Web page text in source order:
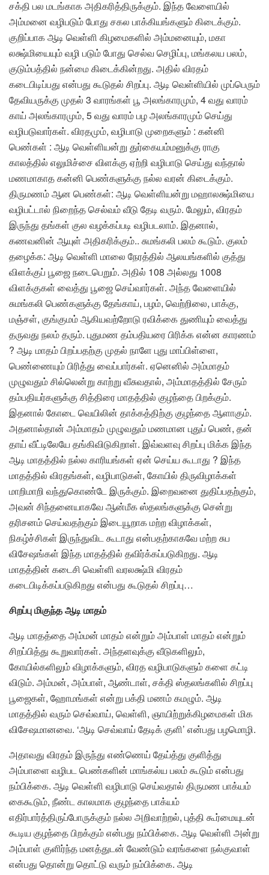
சக்தி பல மடங்காக அதிகரித்திருக்கும். இந்த வேளையில்
அம்மனை வழிபடும் போது சகல பாக்கியங்களும் கிடைக்கும்.
குறிப்பாக ஆடி வெள்ளி கிழமைகளில் அம்மனையும், மகா
லக்ஷ்மியையும் வழி படும் போது செல்வ செழிப்பு, மங்கலய பலம்,
குடும்பத்தில் நன்மை கிடைக்கின்றது. அதில் விரதம்
கடைபிடிப்பது என்பது கூடுதல் சிறப்பு. ஆடி வெள்ளியில் முப்பெரும்
தேவியருக்கு முதல் 3 வாரங்கள் பூ அலங்காரமும், 4 வது வாரம்
காய் அலங்காரமும், 5 வது வாரம் பழ அலங்காரமும் செய்து
வழிபடுவார்கள். விரதமும், வழிபாடு முறைகளும் : கன்னி
பெண்கள் : ஆடி வெள்ளியன்று துர்கையம்மனுக்கு ராகு
காலத்தில் எலுமிச்சை விளக்கு ஏற்றி வழிபாடு செய்து வந்தால்
மணமாகாத கன்னி பெண்களுக்கு நல்ல வரன் கிடைக்கும்.
திருமணம் ஆன பெண்கள்: ஆடி வெள்ளியன்று மஹாலக்ஷ்மியை
வழிபட்டால் நிறைந்த செல்வம் வீடு தேடி வரும். மேலும், விரதம்
இருந்து தங்கள் குல வழக்கப்படி வழிபடலாம். இதனால்,
கணவனின் ஆயுள் அதிகரிக்கும்.. சுமங்கலி பலம் கூடும். குலம்
தழைக்க: ஆடி வெள்ளி மாலை நேரத்தில் ஆலயங்களில் குத்து
விளக்குப் பூஜை நடைபெறும். அதில் 108 அல்லது 1008
விளக்குகள் வைத்து பூஜை செய்வார்கள். அந்த வேளையில்
சுமங்கலி பெண்களுக்கு தேங்காய், பழம், வெற்றிலை, பாக்கு,
மஞ்சள், குங்குமம் ஆகியவற்றோடு ரவிக்கை துணியும் வைத்து
தருவது நலம் தரும். புதுமண தம்பதியரை பிரிக்க என்ன காரணம்
? ஆடி மாதம் பிறப்பதற்கு முதல் நாளே புது மாப்பிள்ளை,
பெண்ணையும் பிரித்து வைப்பார்கள். ஏனெனில் அம்மாதம்
முழுவதும் சில்லென்று காற்று வீசுவதால், அம்மாதத்தில் சேரும்
தம்பதியர்களுக்கு சித்திரை மாதத்தில் குழந்தை பிறக்கும்.
இதனால் கோடை வெயிலின் தாக்கத்திற்கு குழந்தை ஆளாகும்.
அதனால்தான் அம்மாதம் முழுவதும் மணமான புதுப் பெண், தன்
தாய் வீட்டிலேயே தங்கிவிடுகிறாள். இவ்வளவு சிறப்பு மிக்க இந்த
ஆடி மாதத்தில் நல்ல காரியங்கள் ஏன் செய்ய கூடாது ? இந்த
மாதத்தில் விரதங்கள், வழிபாடுகள், கோயில் திருவிழாக்கள்
மாறிமாறி வந்துகொண்டே இருக்கும். இறைவனை துதிப்பதற்கும்,
அவன் சிந்தனையாகவே ஆன்மீக ஸ்தலங்களுக்கு சென்று
தரிசனம் செய்வதற்கும் இடையூறாக மற்ற விழாக்கள்,
நிகழ்ச்சிகள் இருந்துவிட கூடாது என்பதற்காகவே மற்ற சுப
விசேஷங்கள் இந்த மாதத்தில் தவிர்க்கப்படுகிறது. ஆடி
மாதத்தின் கடைசி வெள்ளி வரலக்ஷ்மி விரதம்
கடைபிடிக்கப்படுகிறது என்பது கூடுதல் சிறப்பு…
சிறப்பு மிகுந்த ஆடி மாதம்
ஆடி மாதத்தை அம்மன் மாதம் என்றும் அம்பாள் மாதம் என்றும்
சிறப்பித்து கூறுவார்கள். அந்தளவுக்கு வீடுகளிலும்,
கோயில்களிலும் விழாக்களும், விரத வழிபாடுகளும் களை கட்டி
விடும். அம்மன், அம்பாள், ஆண்டாள், சக்தி ஸ்தலங்களில் சிறப்பு
பூஜைகள், ஹோமங்கள் என்று பக்தி மணம் கமழும். ஆடி
மாதத்தில் வரும் செவ்வாய், வெள்ளி, ஞாயிற்றுக்கிழமைகள் மிக
விசேஷமானவை. ‘ஆடி செவ்வாய் தேடிக் குளி’ என்பது பழமொழி.
அதாவது விரதம் இருந்து எண்ணெய் தேய்த்து குளித்து
அம்பாளை வழிபட பெண்களின் மாங்கல்ய பலம் கூடும் என்பது
நம்பிக்கை. ஆடி வெள்ளி வழிபாடு செய்வதால் திருமண பாக்யம்
கைகூடும், நீண்ட காலமாக குழந்தை பாக்யம்
எதிர்பார்த்திருப்போருக்கும் நல்ல அறிவாற்றல், புத்தி கூர்மையுடன்
கூடிய குழந்தை பிறக்கும் என்பது நம்பிக்கை. ஆடி வெள்ளி அன்று
அம்பாள் குளிர்ந்த மனத்துடன் வேண்டும் வரங்களை நல்குவாள்
என்பது தொன்று தொட்டு வரும் நம்பிக்கை. ஆடி